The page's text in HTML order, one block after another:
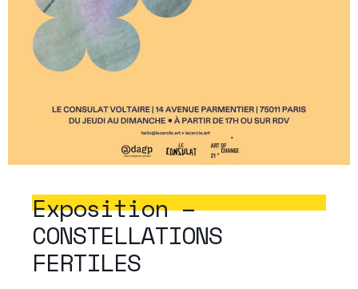
Exposition –
CONSTELLATIONS
FERTILES